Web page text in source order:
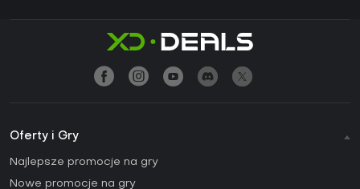
Oferty i Gry
Najlepsze promocje na gry
Nowe promocje na gry